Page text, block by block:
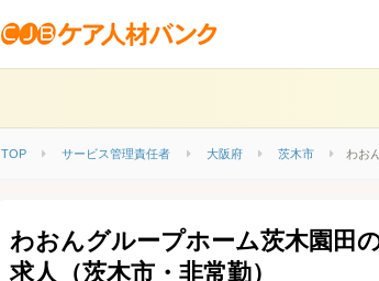
TOP サービス管理責任者 大阪府 茨木市 わお
わおんグループホーム茨木園田
求人（茨木市・非常勤）